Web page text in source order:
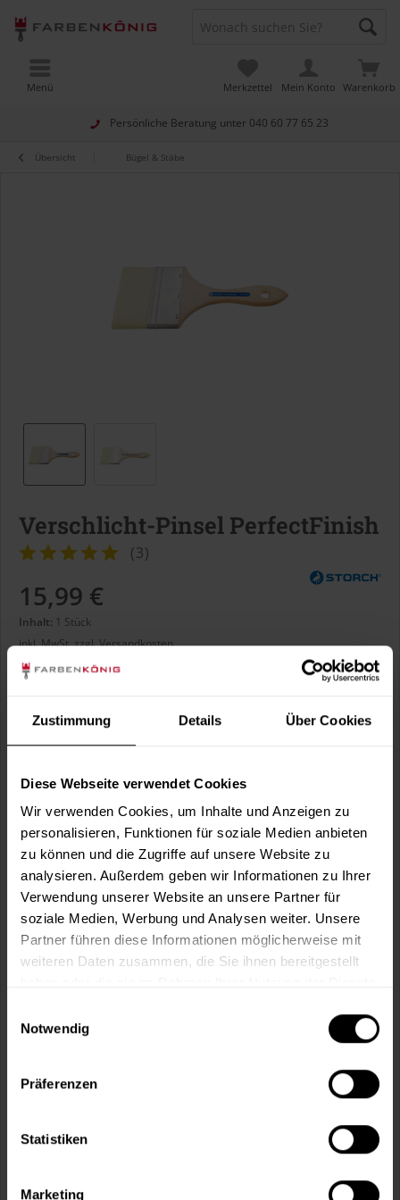
Zustimmung Details Über Cookies
Diese Webseite verwendet Cookies
Wir verwenden Cookies, um Inhalte und Anzeigen zu
personalisieren, Funktionen für soziale Medien anbieten
zu können und die Zugriffe auf unsere Website zu
analysieren. Außerdem geben wir Informationen zu Ihrer
Verwendung unserer Website an unsere Partner für
soziale Medien, Werbung und Analysen weiter. Unsere
Partner führen diese Informationen möglicherweise mit
weiteren Daten zusammen, die Sie ihnen bereitgestellt
Notwendig
Präferenzen
Statistiken
Marketing
Persönliche Beratung unter 040 60 77 65 23
Warenkorb
Merkzettel Mein Konto
Menü
Übersicht Bügel & Stäbe
Verschlicht-Pinsel PerfectFinish
(3)
15,99 €
Inhalt: 1 Stück
inkl. MwSt.zzgl. Versandkosten
Sofort versandfertig, Lieferzeit ca. 1-3 Arbeitstage
In den Warenkorb
Merken Fragen zum Artikel?
STO0008
Versand innerhalb von 48h*